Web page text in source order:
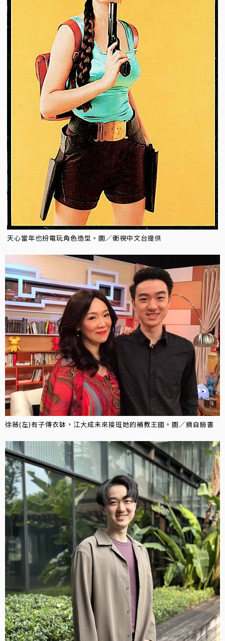
天心當年也扮電玩角色造型。圖／衛視中文台提供
徐薇(左)有子傳衣缽，江大成未來接班她的補教王國。圖／摘自臉書